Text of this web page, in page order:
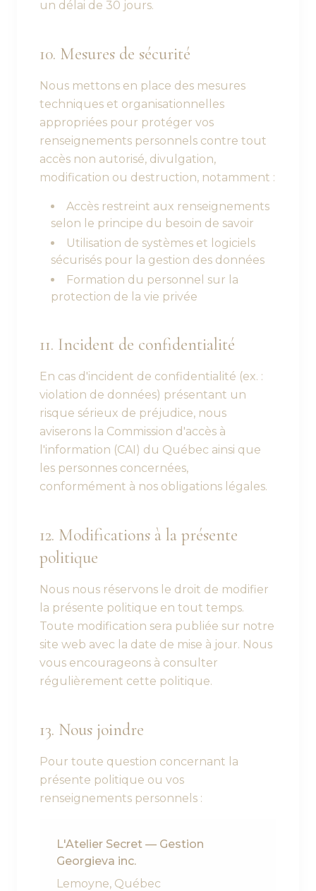
un délai de 30 jours.
10. Mesures de sécurité
Nous mettons en place des mesures
techniques et organisationnelles
appropriées pour protéger vos
renseignements personnels contre tout
accès non autorisé, divulgation,
modification ou destruction, notamment :
Accès restreint aux renseignements
selon le principe du besoin de savoir
Utilisation de systèmes et logiciels
sécurisés pour la gestion des données
Formation du personnel sur la
protection de la vie privée
11. Incident de confidentialité
En cas d'incident de confidentialité (ex. :
violation de données) présentant un
risque sérieux de préjudice, nous
aviserons la Commission d'accès à
l'information (CAI) du Québec ainsi que
les personnes concernées,
conformément à nos obligations légales.
12. Modifications à la présente
politique
Nous nous réservons le droit de modifier
la présente politique en tout temps.
Toute modification sera publiée sur notre
site web avec la date de mise à jour. Nous
vous encourageons à consulter
régulièrement cette politique.
13. Nous joindre
Pour toute question concernant la
présente politique ou vos
renseignements personnels :
L'Atelier Secret — Gestion
Georgieva inc.
Lemoyne, Québec